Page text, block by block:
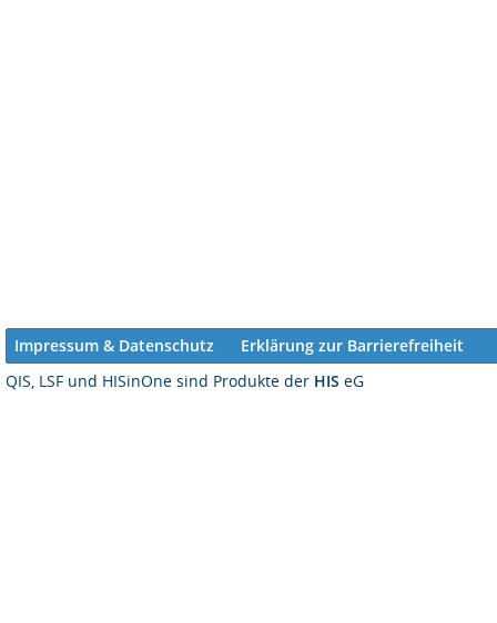
Impressum & Datenschutz
Erklärung zur Barrierefreiheit
QIS, LSF und HISinOne sind Produkte der HIS eG